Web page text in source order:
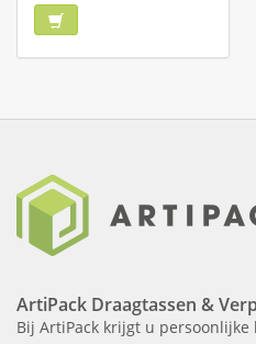
ArtiPack Draagtassen &
Bij ArtiPack krijgt u persoonlijke